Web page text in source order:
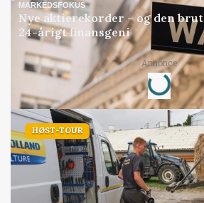
MARKEDSFOKUS
Nye aktierekorder – og den
24-årigt finansgeni
Annonce
Loading...
HØST-TOUR